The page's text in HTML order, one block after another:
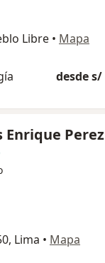
Libre • Mapa
desde s/
Enrique Perez
Lima • Mapa